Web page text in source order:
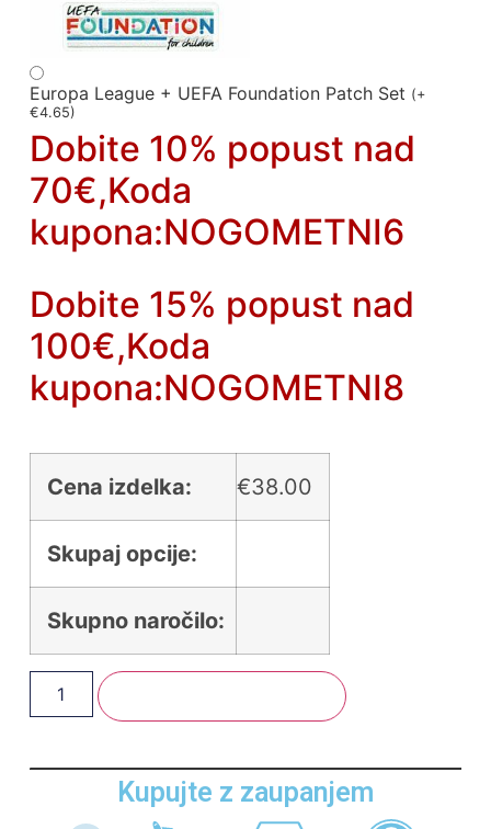
Europa League + UEFA Foundation Patch Set (+
€4.65)
Dobite 10% popust nad
70€,Koda
kupona:NOGOMETNI6
Dobite 15% popust nad
100€,Koda
kupona:NOGOMETNI8
Cena izdelka: €38.00
Skupaj opcije:
Skupno naročilo:
Kupujte z zaupanjem